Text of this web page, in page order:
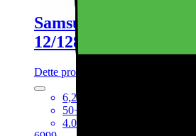
Samsung Galaxy S25
12/128GB (Icyblue)
Dette produkt er blevet bedømt til
6,2” FHD+ Dynamic
50+12+10MP kamerasystem
4.000mAh batteri, trådløs